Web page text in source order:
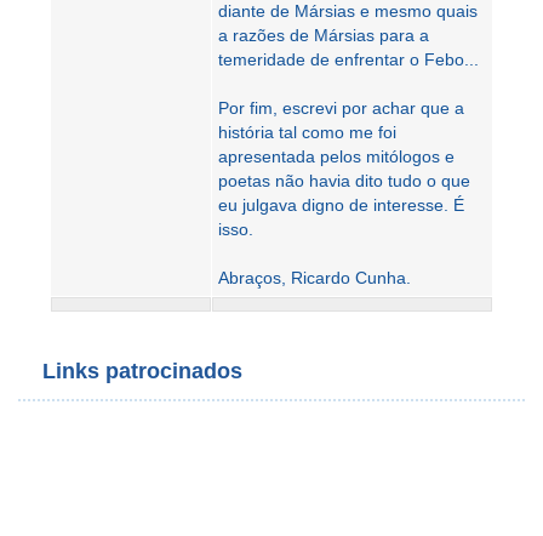
diante de Mársias e mesmo quais
a razões de Mársias para a
temeridade de enfrentar o Febo...
Por fim, escrevi por achar que a
história tal como me foi
apresentada pelos mitólogos e
poetas não havia dito tudo o que
eu julgava digno de interesse. É
isso.
Abraços, Ricardo Cunha.
Links patrocinados